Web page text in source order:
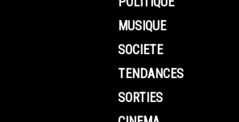
MUSIQUE
SOCIETE
TENDANCES
SORTIES